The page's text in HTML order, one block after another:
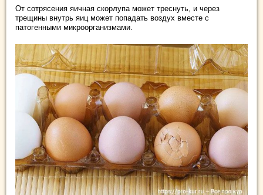
От сотрясения яичная скорлупа может треснуть, и через
трещины внутрь яиц может попадать воздух вместе с
патогенными микроорганизмами.